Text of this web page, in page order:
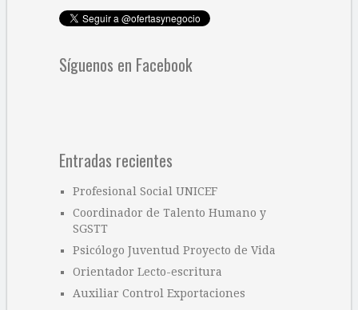
Síguenos en Facebook
Entradas recientes
Profesional Social UNICEF
Coordinador de Talento Humano y
SGSTT
Psicólogo Juventud Proyecto de Vida
Orientador Lecto-escritura
Auxiliar Control Exportaciones